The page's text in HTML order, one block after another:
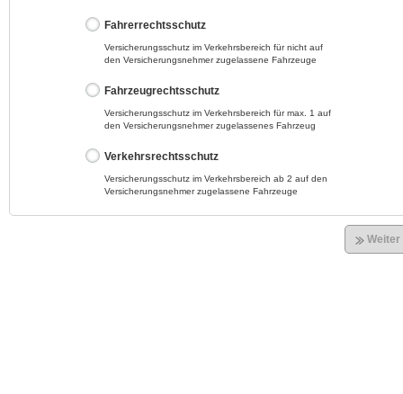
Fahrerrechtsschutz
Versicherungsschutz im Verkehrsbereich für nicht auf
den Versicherungsnehmer zugelassene Fahrzeuge
Fahrzeugrechtsschutz
Versicherungsschutz im Verkehrsbereich für max. 1 auf
den Versicherungsnehmer zugelassenes Fahrzeug
Verkehrsrechtsschutz
Versicherungsschutz im Verkehrsbereich ab 2 auf den
Versicherungsnehmer zugelassene Fahrzeuge
Weiter